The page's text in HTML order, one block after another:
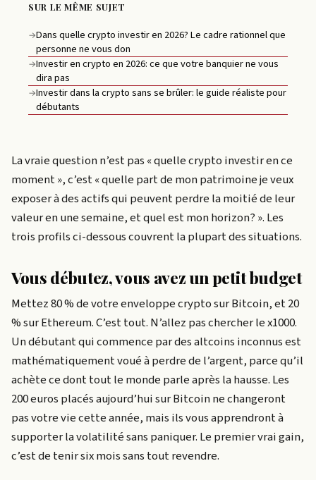
SUR LE MÊME SUJET
→Dans quelle crypto investir en 2026? Le cadre rationnel que
personne ne vous don
→Investir en crypto en 2026: ce que votre banquier ne vous
dira pas
→Investir dans la crypto sans se brûler: le guide réaliste pour
débutants
La vraie question n’est pas « quelle crypto investir en ce
moment », c’est « quelle part de mon patrimoine je veux
exposer à des actifs qui peuvent perdre la moitié de leur
valeur en une semaine, et quel est mon horizon? ». Les
trois profils ci-dessous couvrent la plupart des situations.
Vous débutez, vous avez un petit budget
Mettez 80 % de votre enveloppe crypto sur Bitcoin, et 20
% sur Ethereum. C’est tout. N’allez pas chercher le x1000.
Un débutant qui commence par des altcoins inconnus est
mathématiquement voué à perdre de l’argent, parce qu’il
achète ce dont tout le monde parle après la hausse. Les
200 euros placés aujourd’hui sur Bitcoin ne changeront
pas votre vie cette année, mais ils vous apprendront à
supporter la volatilité sans paniquer. Le premier vrai gain,
c’est de tenir six mois sans tout revendre.